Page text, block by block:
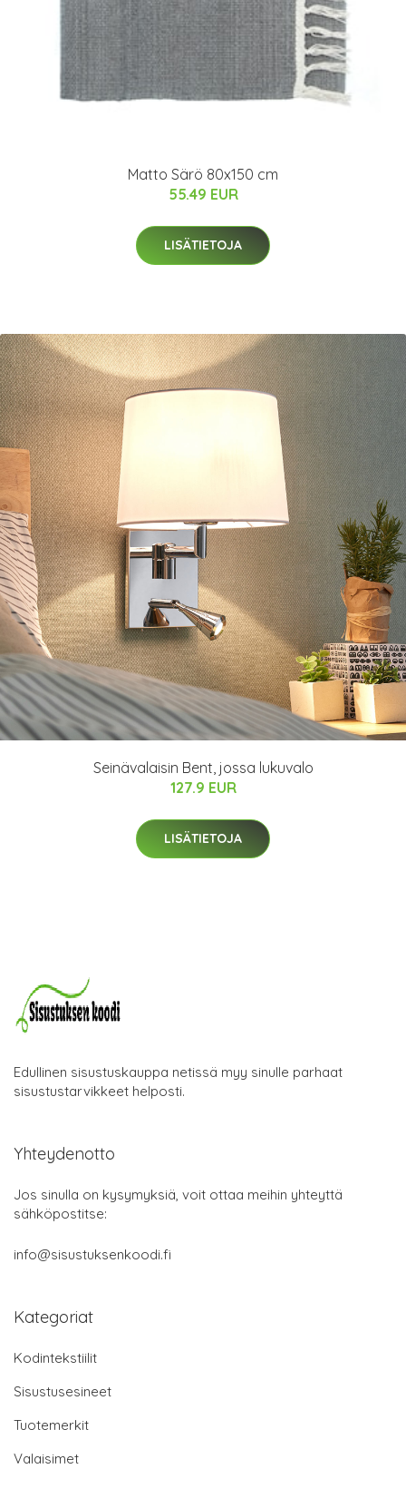
Matto Särö 80x150 cm
55.49 EUR
LISÄTIETOJA
Seinävalaisin Bent, jossa lukuvalo
127.9 EUR
LISÄTIETOJA
Edullinen sisustuskauppa netissä myy sinulle parhaat
sisustustarvikkeet helposti.
Yhteydenotto
Jos sinulla on kysymyksiä, voit ottaa meihin yhteyttä
sähköpostitse:
info@sisustuksenkoodi.fi
Kategoriat
Kodintekstiilit
Sisustusesineet
Tuotemerkit
Valaisimet